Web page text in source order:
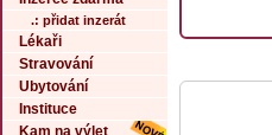
.: přidat inzerát
Lékaři
Stravování
Ubytování
Instituce
Kam na výlet